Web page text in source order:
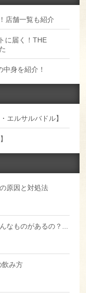
店舗一覧も紹介
に届く！THE
身を紹介！
エルサルバドル】
原因と対処法
なものがあるの？...
飲み方